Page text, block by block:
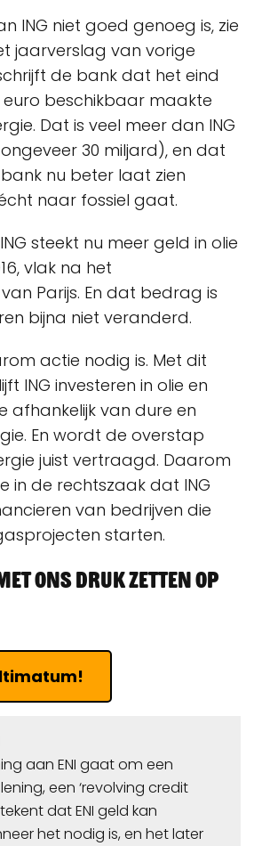
ING niet goed genoeg is, zie
jaarverslag van vorige
de bank dat het eind
euro beschikbaar maakte
Dat is veel meer dan ING
30 miljard), en dat
nu beter laat zien
naar fossiel gaat.
steekt nu meer geld in olie
vlak na het
Parijs. En dat bedrag is
bijna niet veranderd.
actie nodig is. Met dit
ING investeren in olie en
afhankelijk van dure en
En wordt de overstap
juist vertraagd. Daarom
in de rechtszaak dat ING
van bedrijven die
starten.
ons druk zetten op
aan ENI gaat om een
een ‘revolving credit
dat ENI geld kan
het nodig is, en het later